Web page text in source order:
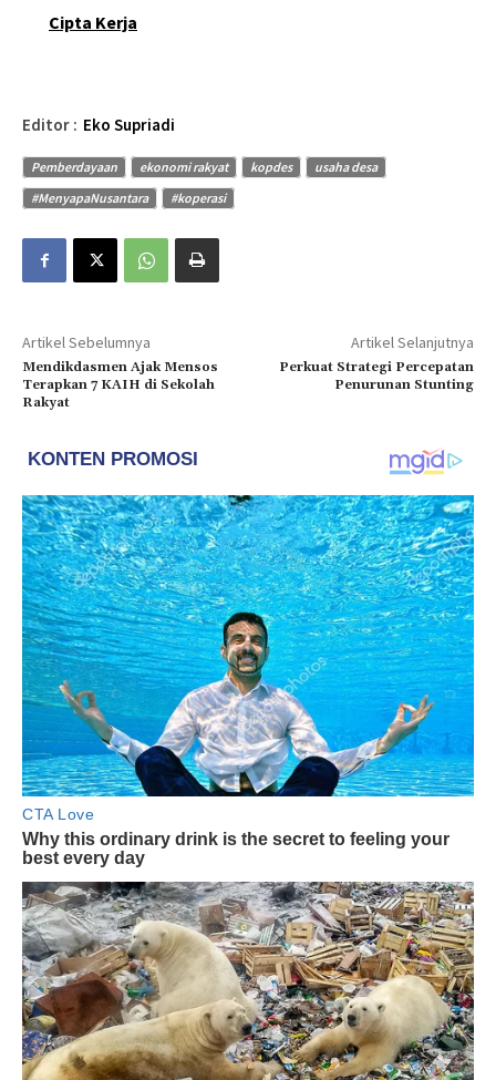
Cipta Kerja
Editor : Eko Supriadi
Pemberdayaan ekonomi rakyat kopdes
usaha desa
#MenyapaNusantara
#koperasi
Artikel Sebelumnya
Mendikdasmen Ajak Mensos
Terapkan 7 KAIH di Sekolah
Rakyat
Artikel Selanjutnya
Perkuat Strategi Percepatan
Penurunan Stunting